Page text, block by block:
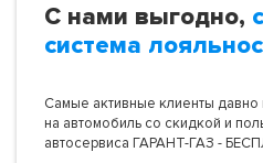
С нами выгодно,
система
Самые активные клиенты давно
на автомобиль со скидкой и
автосервиса ГАРАНТ-ГАЗ -